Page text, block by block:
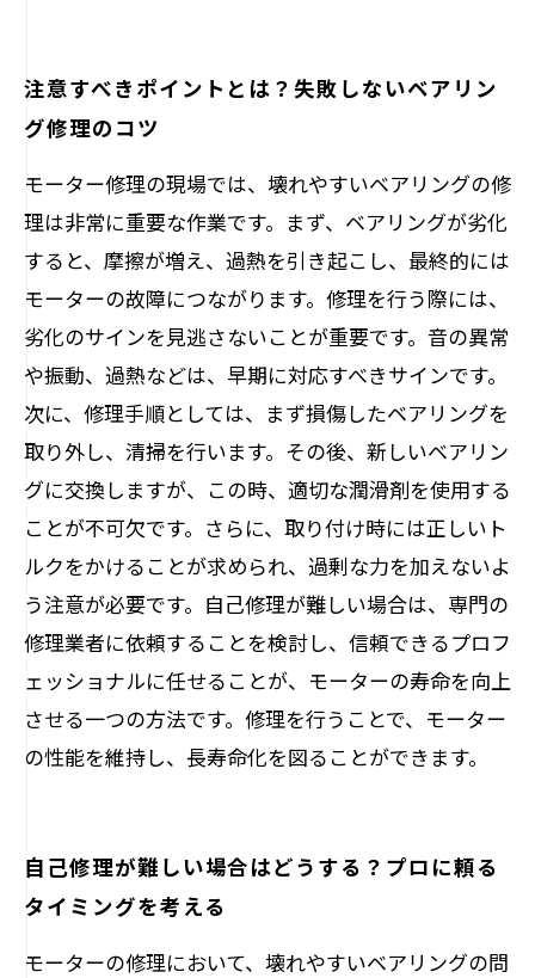
注意すべきポイントとは？失敗しないベアリン
グ修理のコツ
モーター修理の現場では、壊れやすいベアリングの修
理は非常に重要な作業です。まず、ベアリングが劣化
すると、摩擦が増え、過熱を引き起こし、最終的には
モーターの故障につながります。修理を行う際には、
劣化のサインを見逃さないことが重要です。音の異常
や振動、過熱などは、早期に対応すべきサインです。
次に、修理手順としては、まず損傷したベアリングを
取り外し、清掃を行います。その後、新しいベアリン
グに交換しますが、この時、適切な潤滑剤を使用する
ことが不可欠です。さらに、取り付け時には正しいト
ルクをかけることが求められ、過剰な力を加えないよ
う注意が必要です。自己修理が難しい場合は、専門の
修理業者に依頼することを検討し、信頼できるプロフ
ェッショナルに任せることが、モーターの寿命を向上
させる一つの方法です。修理を行うことで、モーター
の性能を維持し、長寿命化を図ることができます。
自己修理が難しい場合はどうする？プロに頼る
タイミングを考える
モーターの修理において、壊れやすいベアリングの問